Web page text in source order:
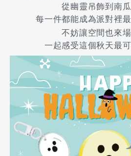
從幽靈吊飾到南瓜
每一件都能成為派對裡最
不妨讓空間也來場
一起感受這個秋天最